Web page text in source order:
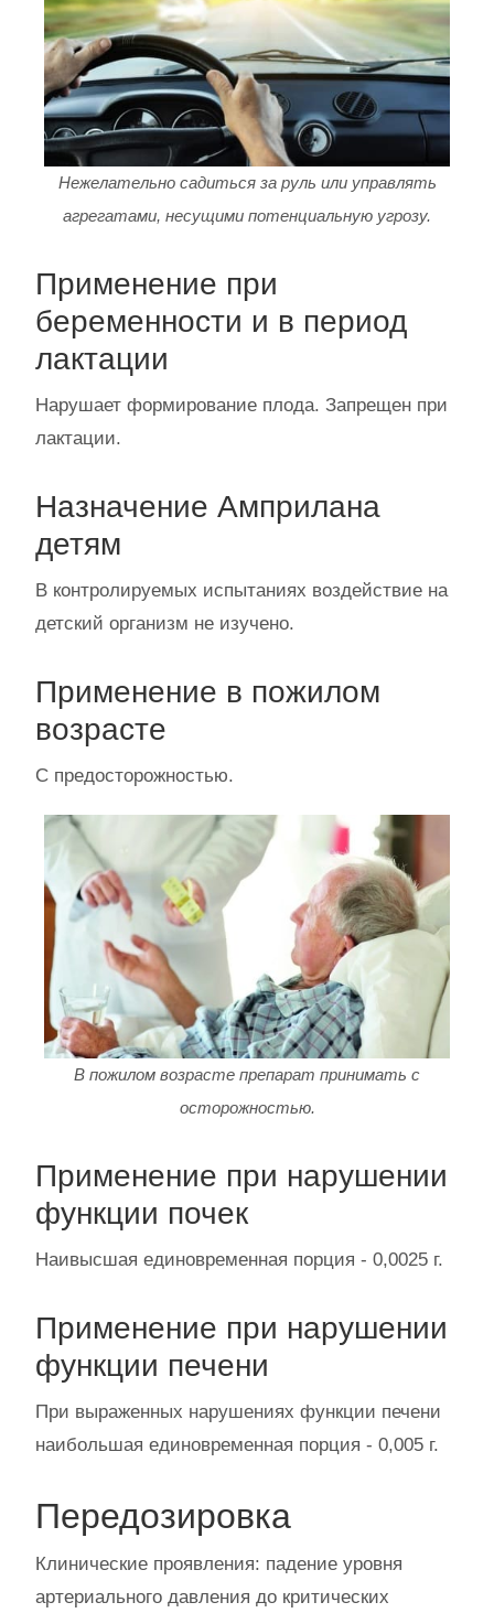
Нежелательно садиться за руль или управлять
агрегатами, несущими потенциальную угрозу.
Применение при
беременности и в период
лактации
Нарушает формирование плода. Запрещен при
лактации.
Назначение Амприлана
детям
В контролируемых испытаниях воздействие на
детский организм не изучено.
Применение в пожилом
возрасте
С предосторожностью.
В пожилом возрасте препарат принимать с
осторожностью.
Применение при нарушении
функции почек
Наивысшая единовременная порция - 0,0025 г.
Применение при нарушении
функции печени
При выраженных нарушениях функции печени
наибольшая единовременная порция - 0,005 г.
Передозировка
Клинические проявления: падение уровня
артериального давления до критических